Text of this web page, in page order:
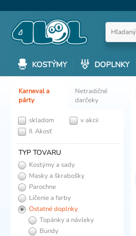
KOSTÝMY DOPLNKY
Karneval a
párty
Netradičné
darčeky
skladom
v akcii
II. Akosť
TYP TOVARU
Kostýmy a sady
Masky a škrabošky
Parochne
Líčenie a farby
Ostatné doplnky
Topánky a návleky
Bundy